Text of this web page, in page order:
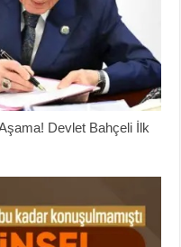
Devlet Bahçeli İlk